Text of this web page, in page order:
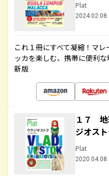
Plat
2024.02.08
これ１冊にすべて凝縮！マ
ッカを楽しむ、携帯に便利
新版
１７
ジオス
Plat
2020.04.08